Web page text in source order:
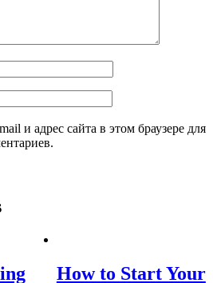
и адрес сайта в этом браузере для
How to Start Your